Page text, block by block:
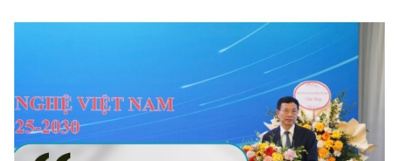
Tiêu chuẩn, đo lường, chất lượng
Năng lượng nguyên tử
Ảnh
Nhiệm vụ trọng tâm
Chọn ngôn ngữ